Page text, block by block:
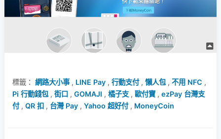
標籤： 網路大小事, LINE Pay , 行動支付, 懶人包, 不用 NFC ,
Pi 行動錢包, 街口 , GOMAJI , 橘子支 , 歐付寶 , ezPay 台灣支
付, QR 扣 , 台灣 Pay , Yahoo 超好付, MoneyCoin